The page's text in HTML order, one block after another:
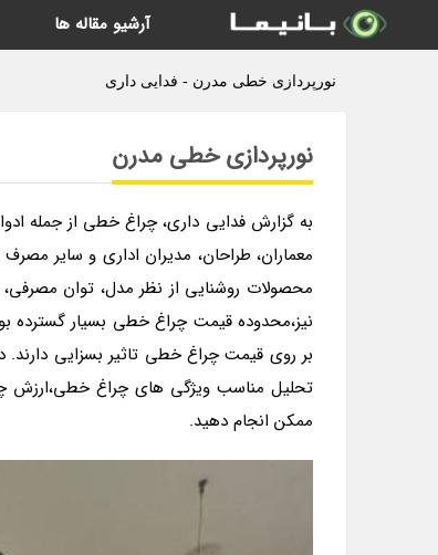
نورپردازی خطی مدرن - فدایی داری
نورپردازی خطی مدرن
به گزارش فدایی داری، چراغ خطی از جمله
معماران، طراحان، مدیران اداری و سایر
محصولات روشنایی از نظر مدل، توان
بر روی قیمت چراغ خطی تاثیر بسزایی دارند.
تحلیل مناسب ویژگی های چراغ خطی،ارزش
ممکن انجام دهید.
آرشیو مقاله ها